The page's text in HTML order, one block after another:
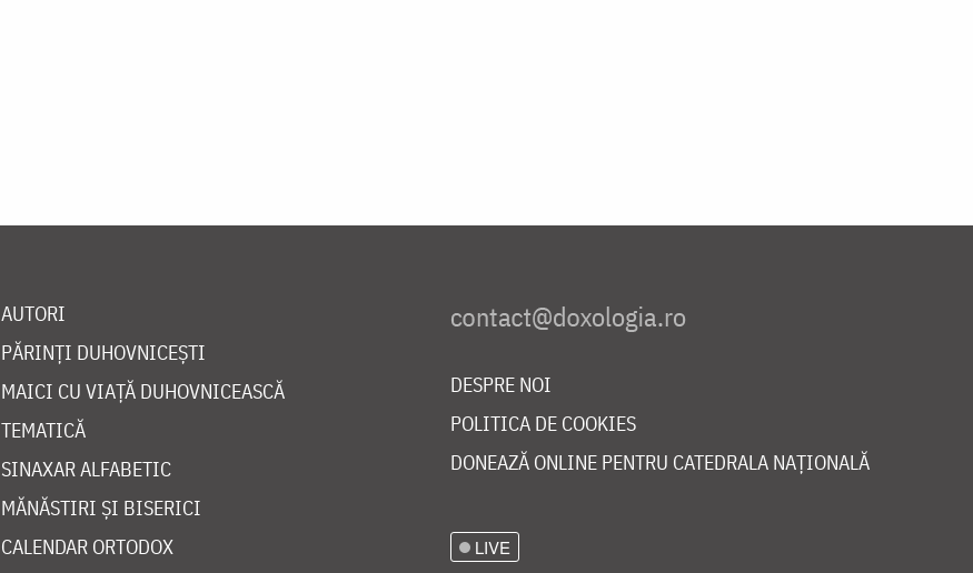
AUTORI
PĂRINȚI DUHOVNICEȘTI
MAICI CU VIAȚĂ DUHOVNICEASCĂ
TEMATICĂ
SINAXAR ALFABETIC
MĂNĂSTIRI ȘI BISERICI
CALENDAR ORTODOX
DESPRE NOI
POLITICA DE COOKIES
DONEAZĂ ONLINE PENTRU CATEDRALA NAȚIONALĂ
LIVE